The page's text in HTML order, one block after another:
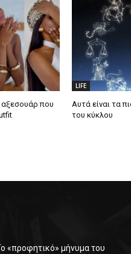
αξεσουάρ που
LIFE
Αυτά είναι τα
του κύκλου
«προφητικό» μήνυμα του